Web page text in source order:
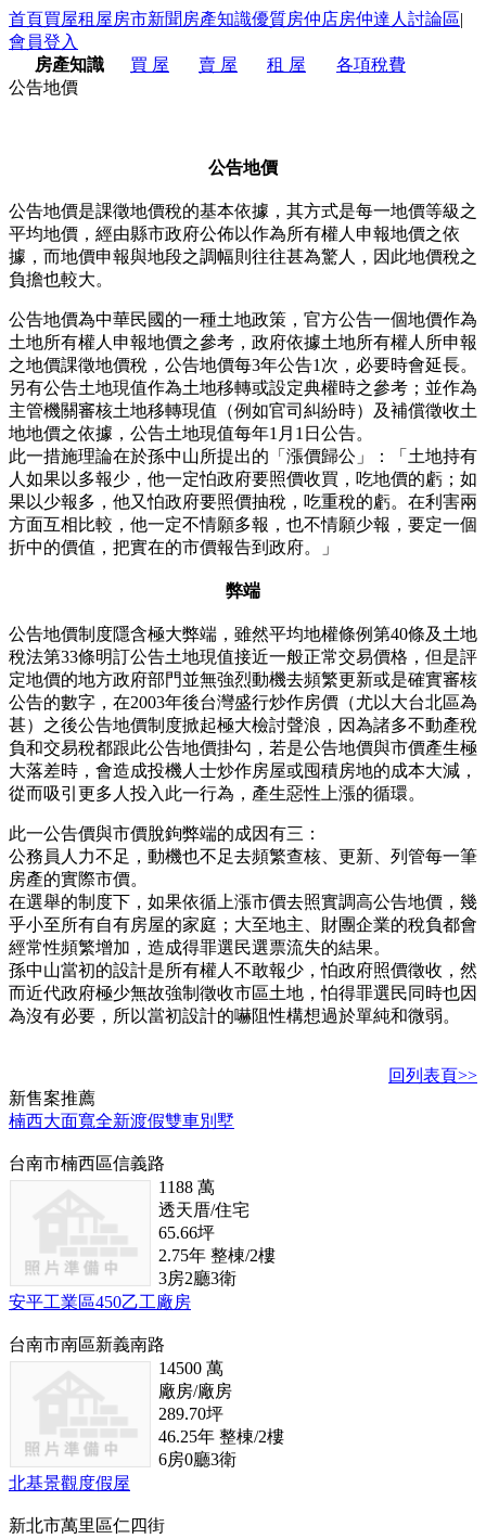
首頁買屋租屋房市新聞 房產知識優質房仲店房仲達人 討論區|
會員登入
房產知識
買 屋 賣 屋 租 屋
各項稅費
公告地價
公告地價
公告地價是課徵地價稅的基本依據，其方式是每一地價等級之
平均地價，經由縣市政府公佈以作為所有權人申報地價之依
據，而地價申報與地段之調幅則往往甚為驚人，因此地價稅之
負擔也較大。
公告地價為中華民國的一種土地政策，官方公告一個地價作為
土地所有權人申報地價之參考，政府依據土地所有權人所申報
之地價課徵地價稅，公告地價每3年公告1次，必要時會延長。
另有公告土地現值作為土地移轉或設定典權時之參考；並作為
主管機關審核土地移轉現值（例如官司糾紛時）及補償徵收土
地地價之依據，公告土地現值每年1月1日公告。
此一措施理論在於孫中山所提出的「漲價歸公」：「土地持有
人如果以多報少，他一定怕政府要照價收買，吃地價的虧；如
果以少報多，他又怕政府要照價抽稅，吃重稅的虧。在利害兩
方面互相比較，他一定不情願多報，也不情願少報，要定一個
折中的價值，把實在的市價報告到政府。」
弊端
公告地價制度隱含極大弊端，雖然平均地權條例第40條及土地
稅法第33條明訂公告土地現值接近一般正常交易價格，但是評
定地價的地方政府部門並無強烈動機去頻繁更新或是確實審核
公告的數字，在2003年後台灣盛行炒作房價（尤以大台北區為
甚）之後公告地價制度掀起極大檢討聲浪，因為諸多不動產稅
負和交易稅都跟此公告地價掛勾，若是公告地價與市價產生極
大落差時，會造成投機人士炒作房屋或囤積房地的成本大減，
從而吸引更多人投入此一行為，產生惡性上漲的循環。
此一公告價與市價脫鉤弊端的成因有三：
公務員人力不足，動機也不足去頻繁查核、更新、列管每一筆
房產的實際市價。
在選舉的制度下，如果依循上漲市價去照實調高公告地價，幾
乎小至所有自有房屋的家庭；大至地主、財團企業的稅負都會
經常性頻繁增加，造成得罪選民選票流失的結果。
孫中山當初的設計是所有權人不敢報少，怕政府照價徵收，然
而近代政府極少無故強制徵收市區土地，怕得罪選民同時也因
為沒有必要，所以當初設計的嚇阻性構想過於單純和微弱。
回列表頁>>
新售案推薦
楠西大面寬全新渡假雙車別墅
台南市楠西區信義路
1188 萬
透天厝/住宅
65.66坪
2.75年 整棟/2樓
3房2廳3衛
安平工業區450乙工廠房
台南市南區新義南路
14500 萬
廠房/廠房
289.70坪
46.25年 整棟/2樓
6房0廳3衛
北基景觀度假屋
新北市萬里區仁四街